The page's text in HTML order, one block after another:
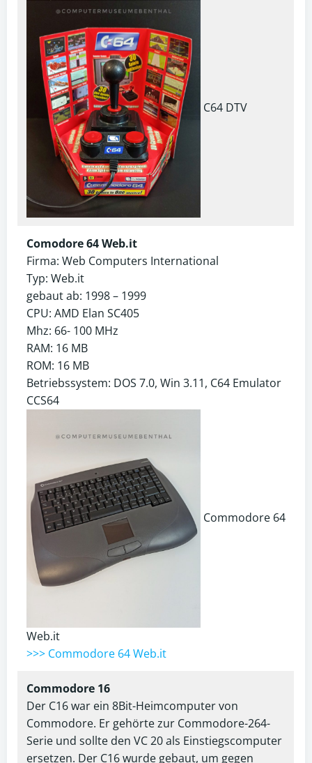
C64 DTV
Comodore 64 Web.it
Firma: Web Computers International
Typ: Web.it
gebaut ab: 1998 – 1999
CPU: AMD Elan SC405
Mhz: 66- 100 MHz
RAM: 16 MB
ROM: 16 MB
Betriebssystem: DOS 7.0, Win 3.11, C64 Emulator
CCS64
Commodore 64
Web.it
>>> Commodore 64 Web.it
Commodore 16
Der C16 war ein 8Bit-Heimcomputer von
Commodore. Er gehörte zur Commodore-264-
Serie und sollte den VC 20 als Einstiegscomputer
ersetzen. Der C16 wurde gebaut, um gegen